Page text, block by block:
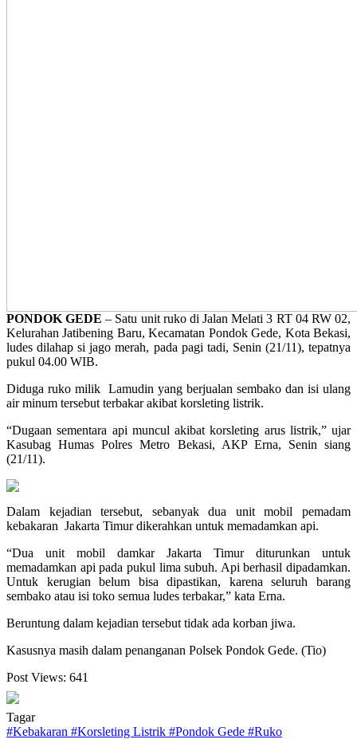
PONDOK GEDE – Satu unit ruko di Jalan Melati 3 RT 04 RW 02,
Kelurahan Jatibening Baru, Kecamatan Pondok Gede, Kota Bekasi,
ludes dilahap si jago merah, pada pagi tadi, Senin (21/11), tepatnya
pukul 04.00 WIB.
Diduga ruko milik Lamudin yang berjualan sembako dan isi ulang
air minum tersebut terbakar akibat korsleting listrik.
“Dugaan sementara api muncul akibat korsleting arus listrik,” ujar
Kasubag Humas Polres Metro Bekasi, AKP Erna, Senin siang
(21/11).
Dalam kejadian tersebut, sebanyak dua unit mobil pemadam
kebakaran Jakarta Timur dikerahkan untuk memadamkan api.
“Dua unit mobil damkar Jakarta Timur diturunkan untuk
memadamkan api pada pukul lima subuh. Api berhasil dipadamkan.
Untuk kerugian belum bisa dipastikan, karena seluruh barang
sembako atau isi toko semua ludes terbakar,” kata Erna.
Beruntung dalam kejadian tersebut tidak ada korban jiwa.
Kasusnya masih dalam penanganan Polsek Pondok Gede. (Tio)
Post Views: 641
Tagar
#Kebakaran #Korsleting Listrik #Pondok Gede #Ruko